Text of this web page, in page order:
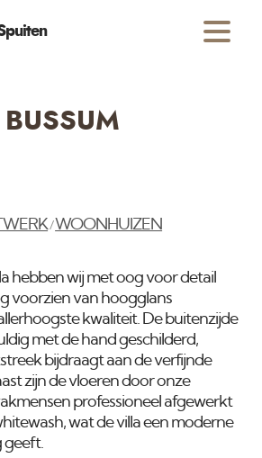
/WOONHUIZEN
hebben wij met oog voor detail
voorzien van hoogglans
kwaliteit. De buitenzijde
met de hand geschilderd,
bijdraagt aan de verfijnde
zijn de vloeren door onze
professioneel afgewerkt
wat de villa een moderne
geeft.